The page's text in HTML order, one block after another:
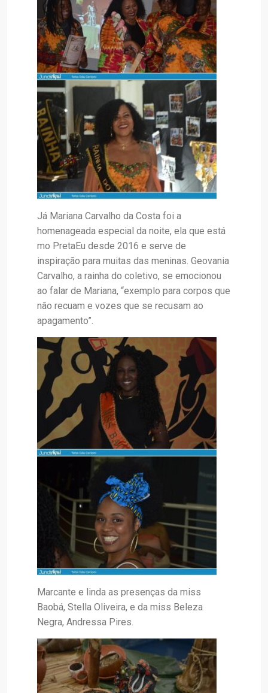
Já Mariana Carvalho da Costa foi a
homenageada especial da noite, ela que está
mo PretaEu desde 2016 e serve de
inspiração para muitas das meninas. Geovania
Carvalho, a rainha do coletivo, se emocionou
ao falar de Mariana, “exemplo para corpos que
não recuam e vozes que se recusam ao
apagamento”.
Marcante e linda as presenças da miss
Baobá, Stella Oliveira, e da miss Beleza
Negra, Andressa Pires.